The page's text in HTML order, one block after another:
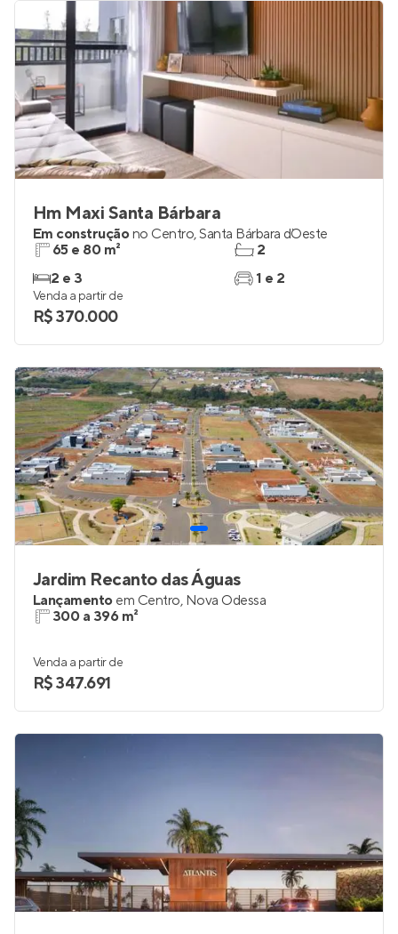
Hm Maxi Santa Bárbara
Em construçãono Centro,Santa Bárbara d`Oeste
65 e 80 m²
2 e 3
2
1 e 2
Venda a partir de
R$ 370.000
Jardim Recanto das Águas
Lançamento em Centro, Nova Odessa
300 a 396 m²
Venda a partir de
R$ 347.691